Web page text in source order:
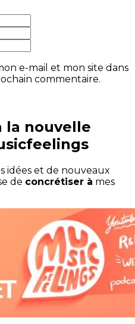
e-mail et mon site dans
commentaire.
la nouvelle
idées et de nouveaux
de concrétiser à mes